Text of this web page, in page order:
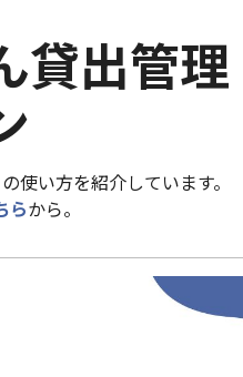
貸出管理
使い方を紹介しています。
らから。